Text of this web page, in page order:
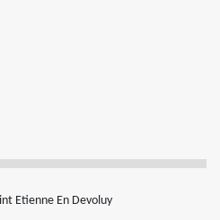
Etienne En Devoluy